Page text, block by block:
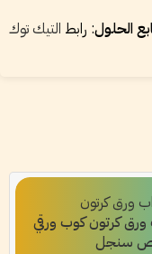
الحلول: رابط التيك توك
ورق كرتون كوب ورقي